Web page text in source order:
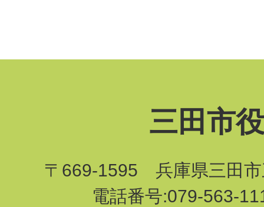
三田市
〒669-1595 兵庫県三田市
電話番号:079-563-